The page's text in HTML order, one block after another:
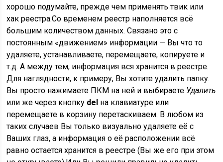
хорошо подумайте, прежде чем применять твик или
хак реестра.Со временем реестр наполняется всё
большим количеством данных. Связано это с
постоянным «движением» информации — Вы что то
удаляете, устанавливаете, перемещаете, копируете и
т.д. А между тем, информация вся хранится в реестре.
Для наглядности, к примеру, Вы хотите удалить папку.
Вы просто нажимаете ПКМ на ней и выбираете Удалить
или же через кнопку del на клавиатуре или
перемещаете в корзину перетаскиваем. В любом из
таких случаев Вы только визуально удаляете её с
Ваших глаз, а информация о её расположении всё
равно остается хранится в реестре (Вы же его при этом